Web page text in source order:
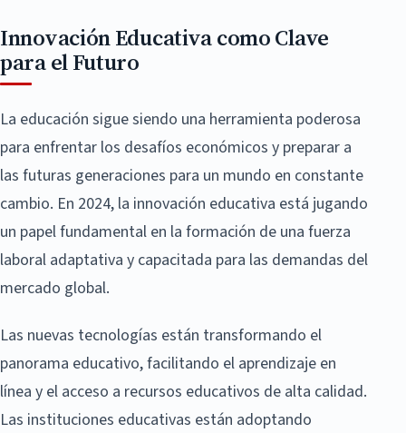
Innovación Educativa como Clave
para el Futuro
La educación sigue siendo una herramienta poderosa
para enfrentar los desafíos económicos y preparar a
las futuras generaciones para un mundo en constante
cambio. En 2024, la innovación educativa está jugando
un papel fundamental en la formación de una fuerza
laboral adaptativa y capacitada para las demandas del
mercado global.
Las nuevas tecnologías están transformando el
panorama educativo, facilitando el aprendizaje en
línea y el acceso a recursos educativos de alta calidad.
Las instituciones educativas están adoptando